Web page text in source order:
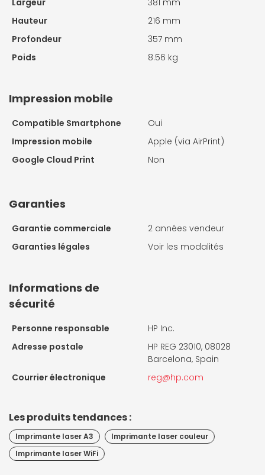
Largeur
381 mm
Hauteur
216 mm
Profondeur
357 mm
Poids
8.56 kg
Impression mobile
Compatible Smartphone
Oui
Impression mobile
Apple (via AirPrint)
Google Cloud Print
Non
Garanties
Garantie commerciale
2 années vendeur
Garanties légales
Voir les modalités
Informations de
sécurité
Personne responsable
HP Inc.
Adresse postale
HP REG 23010, 08028
Barcelona, Spain
Courrier électronique
reg@hp.com
Les produits tendances :
Imprimante laser A3
Imprimante laser couleur
Imprimante laser WiFi